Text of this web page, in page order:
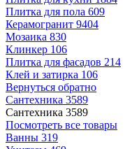
Плитка для пола 609
Керамогранит 9404
Мозаика 830
Клинкер 106
Плитка для фасадов 214
Клей и затирка 106
Вернуться обратно
Сантехника 3589
Сантехника 3589
Посмотреть все товары
Ванны 319